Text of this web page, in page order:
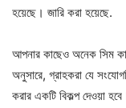
হয়েছে। জারি করা হয়েছে.
আপনার কাছেও অনেক সিম
অনুসারে, গ্রাহকরা যে
করার একটি বিকল্প দেওয়া